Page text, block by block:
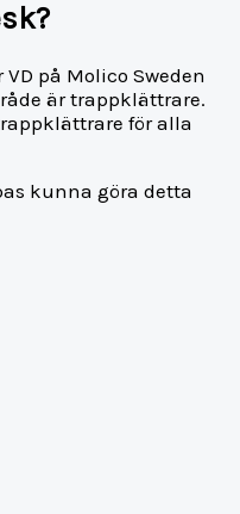
på Molico Sweden
är trappklättrare.
för alla
kunna göra detta